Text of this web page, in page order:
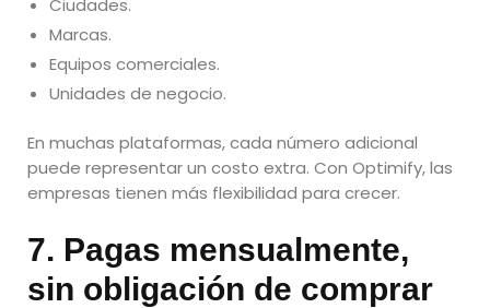
Ciudades.
Marcas.
Equipos comerciales.
Unidades de negocio.
En muchas plataformas, cada número adicional
puede representar un costo extra. Con Optimify, las
empresas tienen más flexibilidad para crecer.
7. Pagas mensualmente,
sin obligación de comprar